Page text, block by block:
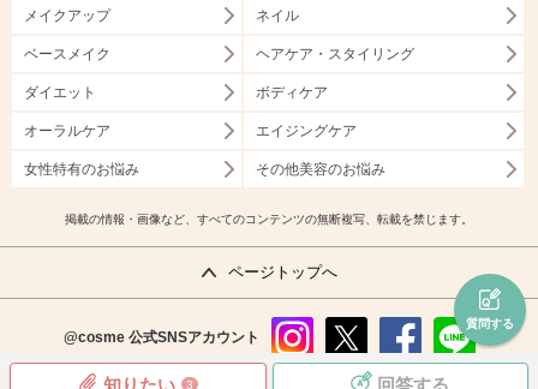
知りたい 3 回答する
質問する
メイクアップ ネイル
ベースメイク ヘアケア・スタイリング
ダイエット ボディケア
オーラルケア エイジングケア
女性特有のお悩み その他美容のお悩み
掲載の情報・画像など、すべてのコンテンツの無断複写、転載を禁じます。
ページトップへ
@cosme 公式SNSアカウント
instag
x
faceb
line